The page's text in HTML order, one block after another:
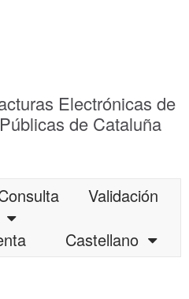
Electrónicas de
de Cataluña
Validación
Castellano